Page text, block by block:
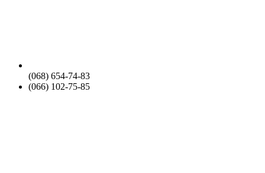
(068) 654-74-83
(066) 102-75-85